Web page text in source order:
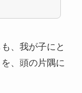
、我が子にと
、頭の片隅に